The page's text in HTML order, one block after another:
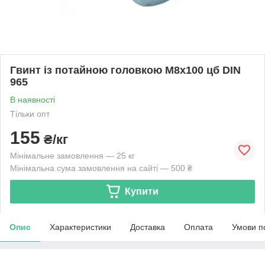
Гвинт із потайною головкою М8х100 цб DIN
965
В наявності
Тільки опт
155 ₴/кг
Мінімальне замовлення — 25 кг
Мінімальна сума замовлення на сайті — 500 ₴
Купити
Опис Характеристики Доставка Оплата Умови